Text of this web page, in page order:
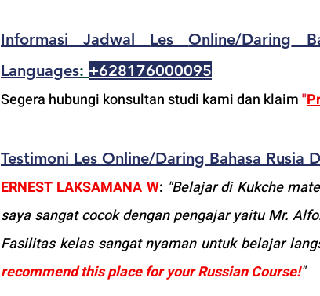
Informasi Jadwal Les Online/Daring
Languages: +628176000095
Segera hubungi konsultan studi kami dan klaim "
Testimoni Les Online/Daring Bahasa Rusia
ERNEST LAKSAMANA W: "Belajar di Kukche
saya sangat cocok dengan pengajar yaitu Mr.
Fasilitas kelas sangat nyaman untuk belajar
recommend this place for your Russian Course!"